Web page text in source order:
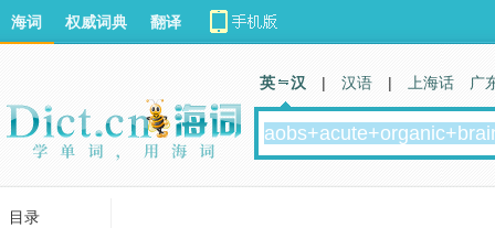
海词 权威词典 翻译
英 汉 | 汉语 | 上海话 广
目录